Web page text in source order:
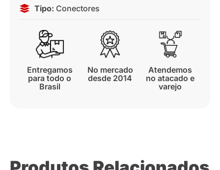
Tipo: Conectores
Entregamos
para todo o
Brasil
No mercado
desde 2014
Atendemos
no atacado e
varejo